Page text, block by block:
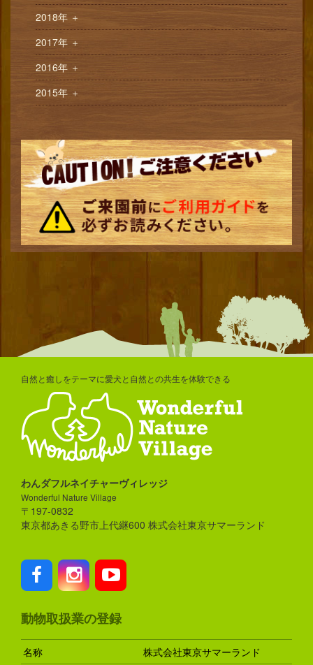
2018年 ＋
2017年 ＋
2016年 ＋
2015年 ＋
自然と癒しをテーマに愛犬と自然との共生を体験できる
わんダフルネイチャーヴィレッジ
Wonderful Nature Village
〒197-0832
東京都あきる野市上代継600 株式会社東京サマーランド
動物取扱業の登録
名称 株式会社東京サマーランド